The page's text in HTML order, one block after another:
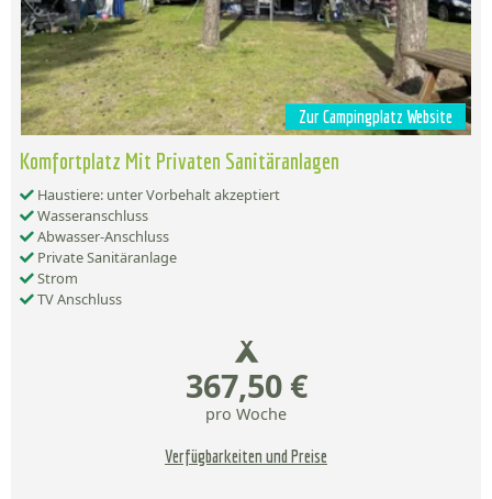
Zur Campingplatz Website
Komfortplatz Mit Privaten Sanitäranlagen
Haustiere: unter Vorbehalt akzeptiert
Wasseranschluss
Abwasser-Anschluss
Private Sanitäranlage
Strom
TV Anschluss
367,50 €
pro Woche
Verfügbarkeiten und Preise